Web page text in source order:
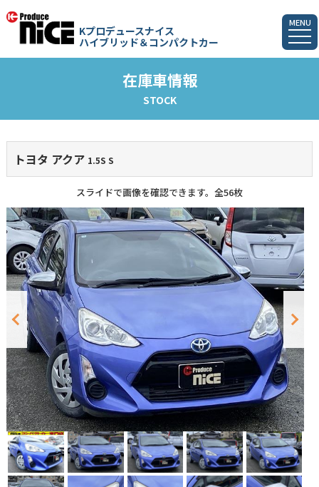
Kプロデュースナイス
ハイブリッド＆コンパクトカー
MENU
在庫車情報
STOCK
トヨタ アクア 1.5S S
スライドで画像を確認できます。 全56枚